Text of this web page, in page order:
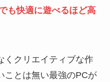
も快適に遊べるほど高
くクリエイティブな作
ことは無い最強のPCが